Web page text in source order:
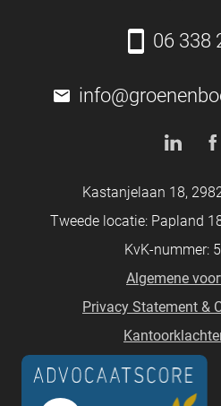
06 338
Kastanjelaan 18,
Tweede locatie: Papland
KvK-nummer:
Algemene
Privacy Statement &